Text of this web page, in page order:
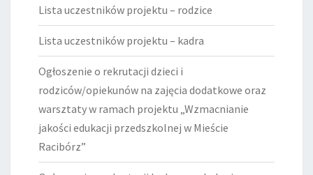
Lista uczestników projektu – rodzice
Lista uczestników projektu – kadra
Ogłoszenie o rekrutacji dzieci i
rodziców/opiekunów na zajęcia dodatkowe oraz
warsztaty w ramach projektu „Wzmacnianie
jakości edukacji przedszkolnej w Mieście
Racibórz”